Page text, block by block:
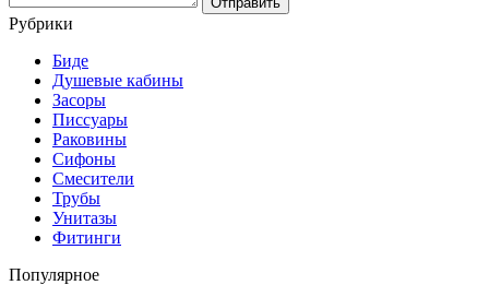
Рубрики
Биде
Душевые кабины
Засоры
Писсуары
Раковины
Сифоны
Смесители
Трубы
Унитазы
Фитинги
Популярное